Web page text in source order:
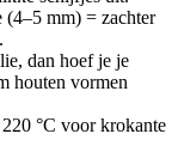
mm) = zachter
dan hoef je je
houten vormen
°C voor krokante